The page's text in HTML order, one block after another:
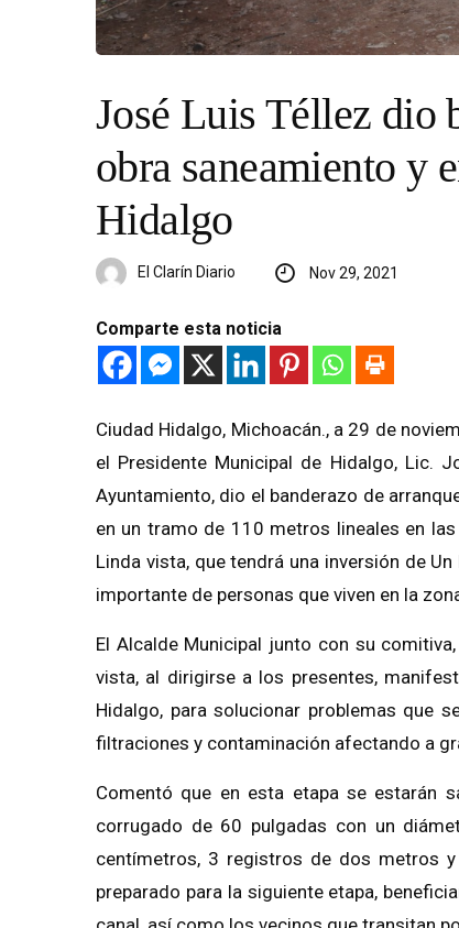
José Luis Téllez dio
obra saneamiento y
Hidalgo
El Clarín Diario Nov 29, 2021
Comparte esta noticia
Ciudad Hidalgo, Michoacán., a 29 de
el Presidente Municipal de Hidalgo, Lic.
Ayuntamiento, dio el banderazo de
en un tramo de 110 metros lineales en
Linda vista, que tendrá una inversión de
importante de personas que viven en la
El Alcalde Municipal junto con su
vista, al dirigirse a los presentes,
Hidalgo, para solucionar problemas que
filtraciones y contaminación afectando a
Comentó que en esta etapa se estarán
corrugado de 60 pulgadas con un
centímetros, 3 registros de dos metros
preparado para la siguiente etapa,